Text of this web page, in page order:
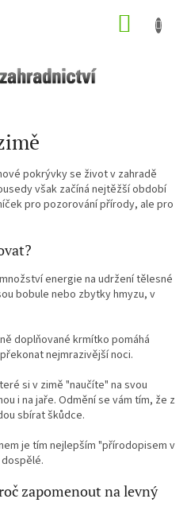
pokrývky se život v zahradě
však začíná nejtěžší období
pro pozorování přírody, ale pro
energie na udržení tělesné
bobule nebo zbytky hmyzu, v
doplňované krmítko pomáhá
nejmrazivější noci.
si v zimě "naučíte" na svou
i na jaře. Odmění se vám tím, že z
sbírat škůdce.
je tím nejlepším "přírodopisem v
zapomenout na levný